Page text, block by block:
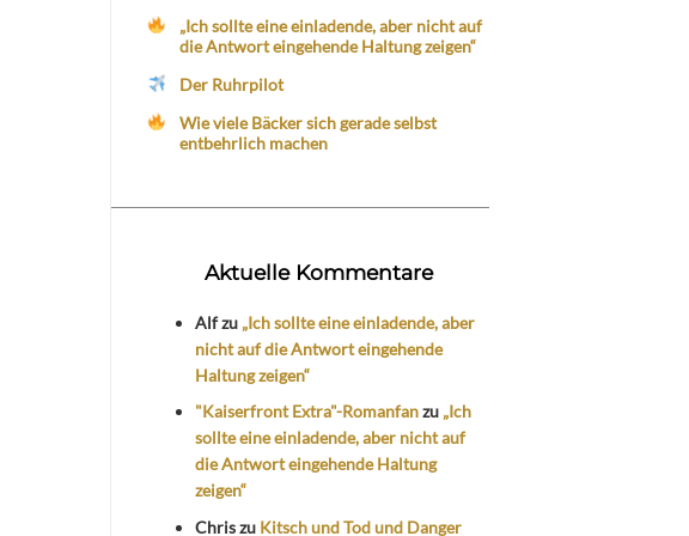
„Ich sollte eine einladende, aber nicht auf
die Antwort eingehende Haltung zeigen“
Der Ruhrpilot
Wie viele Bäcker sich gerade selbst
entbehrlich machen
Aktuelle Kommentare
Alfzu „Ich sollte eine einladende, aber
nicht auf die Antwort eingehende
Haltung zeigen“
"Kaiserfront Extra"-Romanfanzu „Ich
sollte eine einladende, aber nicht auf
die Antwort eingehende Haltung
zeigen“
Chriszu Kitsch und Tod und Danger